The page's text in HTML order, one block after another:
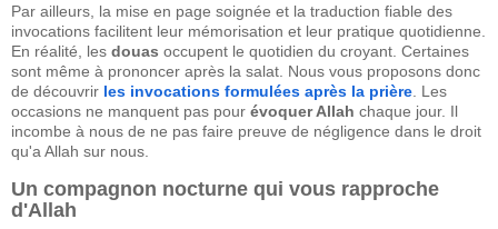
Par ailleurs, la mise en page soignée et la traduction fiable des
invocations facilitent leur mémorisation et leur pratique quotidienne.
En réalité, les douas occupent le quotidien du croyant. Certaines
sont même à prononcer après la salat. Nous vous proposons donc
de découvrir les invocations formulées après la prière . Les
occasions ne manquent pas pour évoquer Allah chaque jour. Il
incombe à nous de ne pas faire preuve de négligence dans le droit
qu'a Allah sur nous.
Un compagnon nocturne qui vous rapproche
d'Allah